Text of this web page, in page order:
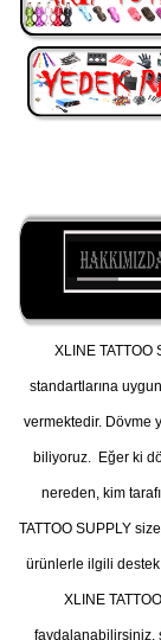
XLINE TATTOO
standartlarına
vermektedir. Dövme
biliyoruz. Eğer ki
nereden, kim
TATTOO SUPPLY
ürünlerle ilgili
XLINE
faydalanabilirsiniz.